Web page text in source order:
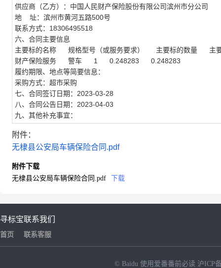
供应商（乙方）：中国人民财产保险股份有限公司滨州市分公司
地 址：滨州市黄河五路500号
联系方式：18306495518
六、合同主要信息
主要标的名称 规格型号（或服务要求） 主要标的数量 主
财产保险服务 警车 1 0.248283 0.248283
履约期限、地点等简要信息：
采购方式：超市采购
七、合同签订日期：2023-03-28
八、合同公告日期：2023-04-03
九、其他补充事宜：
附件：
无棣县公安局车辆保险合同.pdf
附件下载
无棣县公安局车辆保险合同.pdf
下载
寻标宝
首页
联系我们
联系客服
© Baidu 使用爱番番前必读 沪ICP